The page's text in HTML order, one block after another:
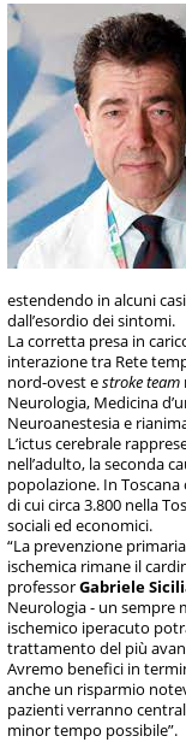
estendendo in alcuni
dall’esordio dei sintomi.
La corretta presa in
interazione tra Rete
nord-ovest estroke team
Neurologia, Medicina
Neuroanestesia e
L’ictus cerebrale
nell’adulto, la seconda
popolazione. In Toscana
di cui circa 3.800 nella
sociali ed economici.
“La prevenzione
ischemica rimane il
professorGabriele
Neurologia - un sempre
ischemico iperacuto
trattamento del più
Avremo benefici in
anche un risparmio
pazienti verranno
minor tempo possibile”.